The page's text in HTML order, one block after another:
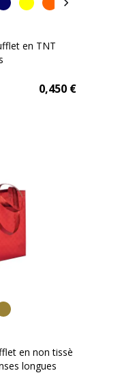
en TNT
0,450€
en non tissè
longues